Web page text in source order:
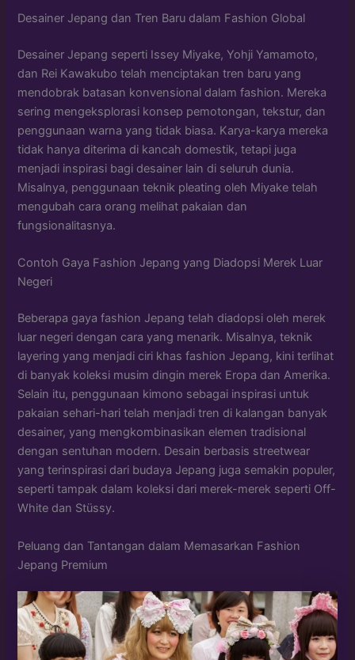
Desainer Jepang dan Tren Baru dalam Fashion Global
Desainer Jepang seperti Issey Miyake, Yohji Yamamoto,
dan Rei Kawakubo telah menciptakan tren baru yang
mendobrak batasan konvensional dalam fashion. Mereka
sering mengeksplorasi konsep pemotongan, tekstur, dan
penggunaan warna yang tidak biasa. Karya-karya mereka
tidak hanya diterima di kancah domestik, tetapi juga
menjadi inspirasi bagi desainer lain di seluruh dunia.
Misalnya, penggunaan teknik pleating oleh Miyake telah
mengubah cara orang melihat pakaian dan
fungsionalitasnya.
Contoh Gaya Fashion Jepang yang Diadopsi Merek Luar
Negeri
Beberapa gaya fashion Jepang telah diadopsi oleh merek
luar negeri dengan cara yang menarik. Misalnya, teknik
layering yang menjadi ciri khas fashion Jepang, kini terlihat
di banyak koleksi musim dingin merek Eropa dan Amerika.
Selain itu, penggunaan kimono sebagai inspirasi untuk
pakaian sehari-hari telah menjadi tren di kalangan banyak
desainer, yang mengkombinasikan elemen tradisional
dengan sentuhan modern. Desain berbasis streetwear
yang terinspirasi dari budaya Jepang juga semakin populer,
seperti tampak dalam koleksi dari merek-merek seperti Off-
White dan Stüssy.
Peluang dan Tantangan dalam Memasarkan Fashion
Jepang Premium